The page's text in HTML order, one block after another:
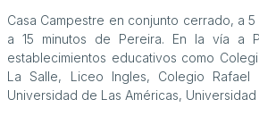
Casa Campestre en conjunto cerrado, a
a 15 minutos de Pereira. En la vía a
establecimientos educativos como
La Salle, Liceo Ingles, Colegio Rafael
Universidad de Las Américas,